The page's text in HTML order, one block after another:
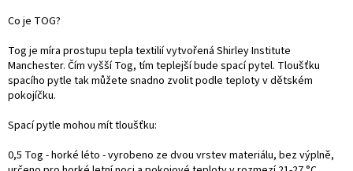
Co je TOG?
Tog je míra prostupu tepla textilií vytvořená Shirley Institute
Manchester. Čím vyšší Tog, tím teplejší bude spací pytel. Tloušťku
spacího pytle tak můžete snadno zvolit podle teploty v dětském
pokojíčku.
Spací pytle mohou mít tloušťku:
0,5 Tog - horké léto - vyrobeno ze dvou vrstev materiálu, bez výplně,